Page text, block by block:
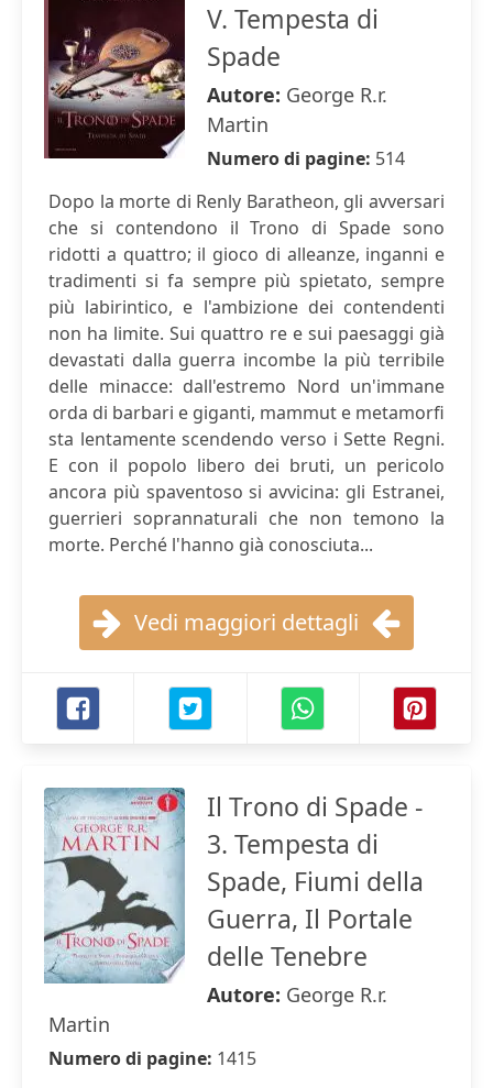
V. Tempesta di
Spade
Autore: George R.r.
Martin
Numero di pagine: 514
Dopo la morte di Renly Baratheon, gli avversari
che si contendono il Trono di Spade sono
ridotti a quattro; il gioco di alleanze, inganni e
tradimenti si fa sempre più spietato, sempre
più labirintico, e l'ambizione dei contendenti
non ha limite. Sui quattro re e sui paesaggi già
devastati dalla guerra incombe la più terribile
delle minacce: dall'estremo Nord un'immane
orda di barbari e giganti, mammut e metamorfi
sta lentamente scendendo verso i Sette Regni.
E con il popolo libero dei bruti, un pericolo
ancora più spaventoso si avvicina: gli Estranei,
guerrieri soprannaturali che non temono la
morte. Perché l'hanno già conosciuta...
Vedi maggiori dettagli
Il Trono di Spade -
3. Tempesta di
Spade, Fiumi della
Guerra, Il Portale
delle Tenebre
Autore: George R.r.
Martin
Numero di pagine: 1415